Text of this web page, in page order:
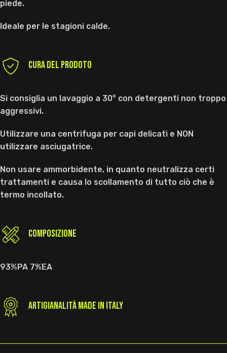
piede.
Ideale per le stagioni calde.
CURA DEL PRODOTO
Si consiglia un lavaggio a 30° con detergenti non troppo
aggressivi.
Utilizzare una centrifuga per capi delicati e NON
utilizzare asciugatrice.
Non usare ammorbidente, in quanto neutralizza certi
trattamenti e causa lo scollamento di tutto ciò che è
termo incollato.
COMPOSIZIONE
93%PA 7%EA
ARTIGIANALITÀ MADE IN ITALY